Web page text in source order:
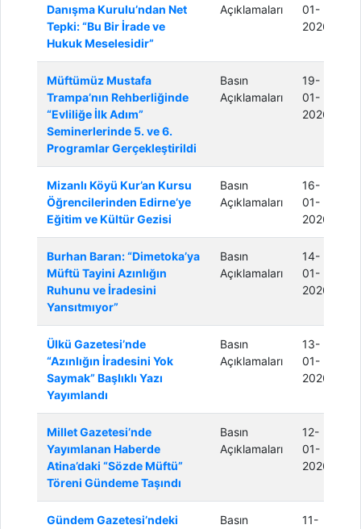
Danışma Kurulu’ndan Net
Tepki: “Bu Bir İrade ve
Hukuk Meselesidir”
Açıklamaları
01-
2026
Müftümüz Mustafa
Trampa’nın Rehberliğinde
“Evliliğe İlk Adım”
Seminerlerinde 5. ve 6.
Programlar Gerçekleştirildi
Basın
Açıklamaları
19-
01-
2026
Mizanlı Köyü Kur’an Kursu
Öğrencilerinden Edirne’ye
Eğitim ve Kültür Gezisi
Basın
Açıklamaları
16-
01-
2026
Burhan Baran: “Dimetoka’ya
Müftü Tayini Azınlığın
Ruhunu ve İradesini
Yansıtmıyor”
Basın
Açıklamaları
14-
01-
2026
Ülkü Gazetesi’nde
“Azınlığın İradesini Yok
Saymak” Başlıklı Yazı
Yayımlandı
Basın
Açıklamaları
13-
01-
2026
Millet Gazetesi’nde
Yayımlanan Haberde
Atina’daki “Sözde Müftü”
Töreni Gündeme Taşındı
Basın
Açıklamaları
12-
01-
2026
Gündem Gazetesi’ndeki Basın 11-